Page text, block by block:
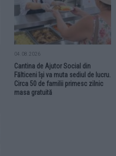
04.08.2026
Cantina de Ajutor Social din
Fălticeni își va muta sediul de lucru.
Circa 50 de familii primesc zilnic
masa gratuită